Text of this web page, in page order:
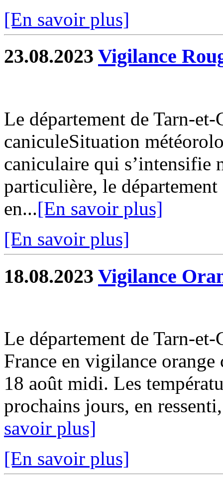
[En savoir plus]
23.08.2023 Vigilance
Le département de Tarn-
caniculeSituation
caniculaire qui s’intensifie
particulière, le
en...[En savoir plus]
[En savoir plus]
18.08.2023 Vigilance
Le département de Tarn-
France en vigilance
18 août midi. Les
prochains jours, en
savoir plus]
[En savoir plus]